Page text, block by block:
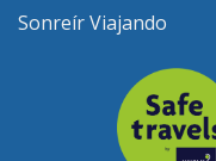
Sonreír Viajando